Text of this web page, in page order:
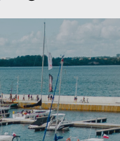
INWESTYCJE